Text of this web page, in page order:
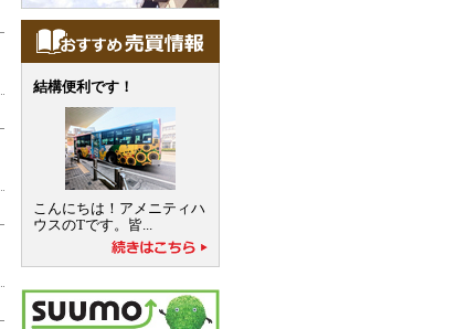
結構便利です！
こんにちは！アメニティハ
ウスのTです。皆...